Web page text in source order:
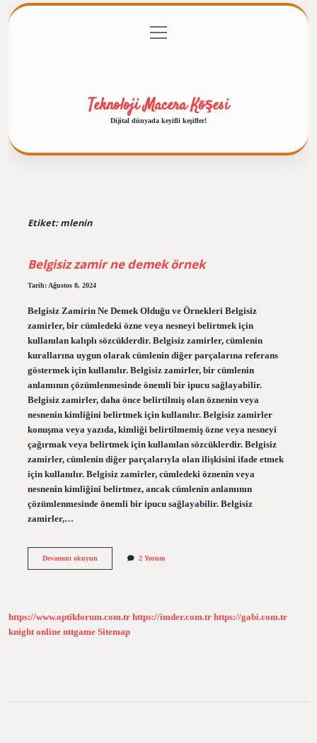
Gizlilik Politikası
menüyü
aç
Teknoloji Macera Köşesi
Dijital dünyada keyifli keşifler!
Etiket:mlenin
Belgisiz zamir ne demek örnek
Tarih: Ağustos 8, 2024
Belgisiz Zamirin Ne Demek Olduğu ve Örnekleri Belgisiz
zamirler, bir cümledeki özne veya nesneyi belirtmek için
kullanılan kalıplı sözcüklerdir. Belgisiz zamirler, cümlenin
kurallarına uygun olarak cümlenin diğer parçalarına referans
göstermek için kullanılır. Belgisiz zamirler, bir cümlenin
anlamının çözümlenmesinde önemli bir ipucu sağlayabilir.
Belgisiz zamirler, daha önce belirtilmiş olan öznenin veya
nesnenin kimliğini belirtmek için kullanılır. Belgisiz zamirler
konuşma veya yazıda, kimliği belirtilmemiş özne veya nesneyi
çağırmak veya belirtmek için kullanılan sözcüklerdir. Belgisiz
zamirler, cümlenin diğer parçalarıyla olan ilişkisini ifade etmek
için kullanılır. Belgisiz zamirler, cümledeki öznenin veya
nesnenin kimliğini belirtmez, ancak cümlenin anlamının
çözümlenmesinde önemli bir ipucu sağlayabilir. Belgisiz
zamirler,…
Devamını okuyunBelgisiz
2 Yorum
https://www.optikforum.com.tr https://imder.com.tr https://gabi.com.tr
knight online nttgame Sitemap